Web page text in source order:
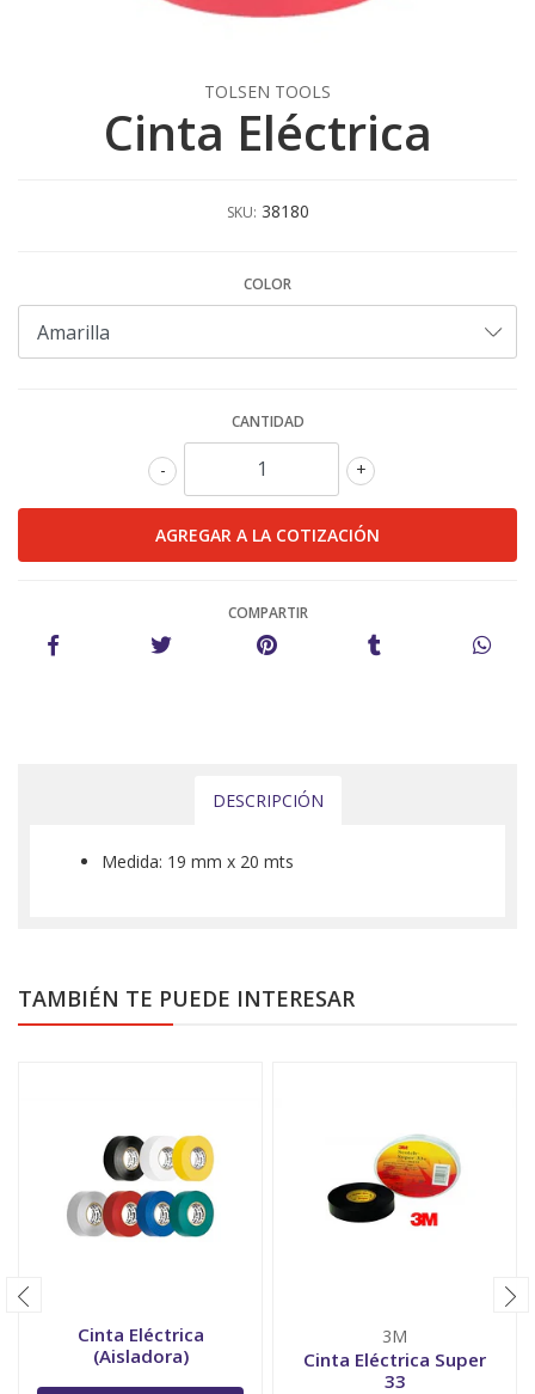
TOLSEN TOOLS
Cinta Eléctrica
SKU: 38180
COLOR
CANTIDAD
+
-
COMPARTIR
DESCRIPCIÓN
Medida: 19 mm x 20 mts
TAMBIÉN TE PUEDE INTERESAR
Cinta Eléctrica
(Aisladora)
3M
Cinta Eléctrica Super
33